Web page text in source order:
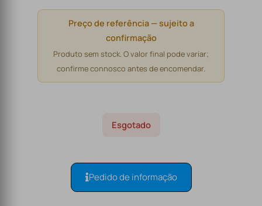
Preço de referência — sujeito a
confirmação
Produto sem stock. O valor final pode variar;
confirme connosco antes de encomendar.
Esgotado
Pedido de informação